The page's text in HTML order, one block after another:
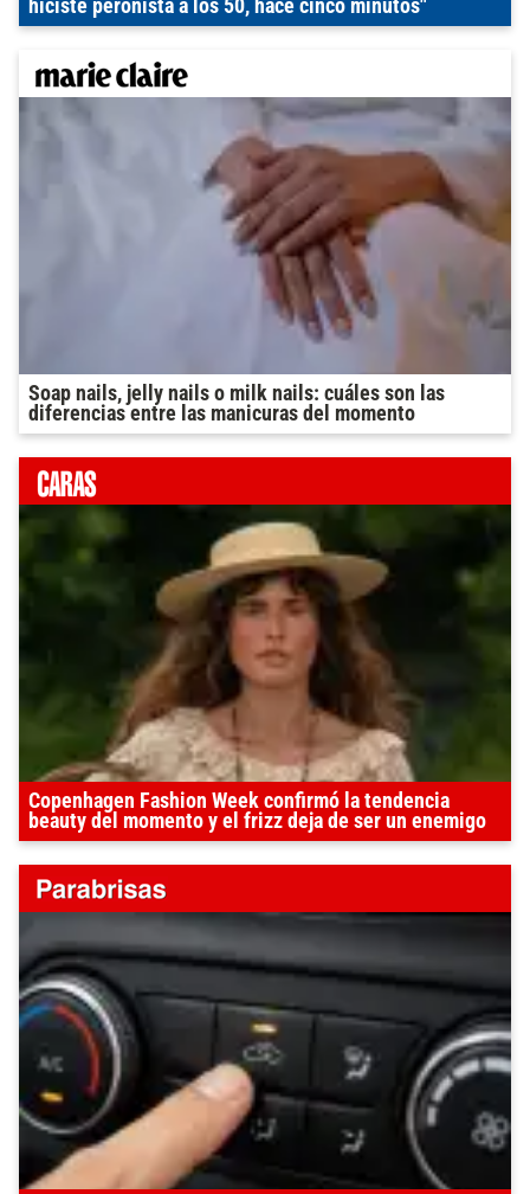
hiciste peronista a los 50, hace cinco minutos"
Soap nails, jelly nails o milk nails: cuáles son las
diferencias entre las manicuras del momento
Copenhagen Fashion Week confirmó la tendencia
beauty del momento y el frizz deja de ser un enemigo